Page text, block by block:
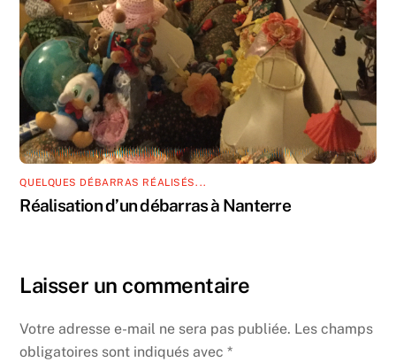
QUELQUES DÉBARRAS RÉALISÉS...
Réalisation d’un débarras à Nanterre
Laisser un commentaire
Votre adresse e-mail ne sera pas publiée. Les champs
obligatoires sont indiqués avec*